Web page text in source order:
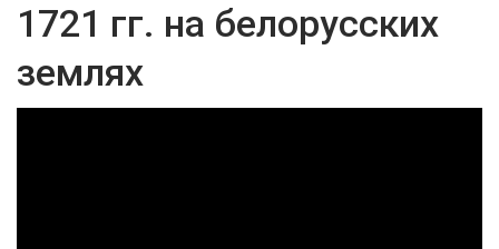
1721 гг. на белорусских
землях